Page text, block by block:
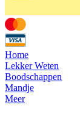
Home
Lekker Weten
Boodschappen
Mandje
Meer